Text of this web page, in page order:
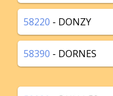
58220 - DONZY
58390 - DORNES